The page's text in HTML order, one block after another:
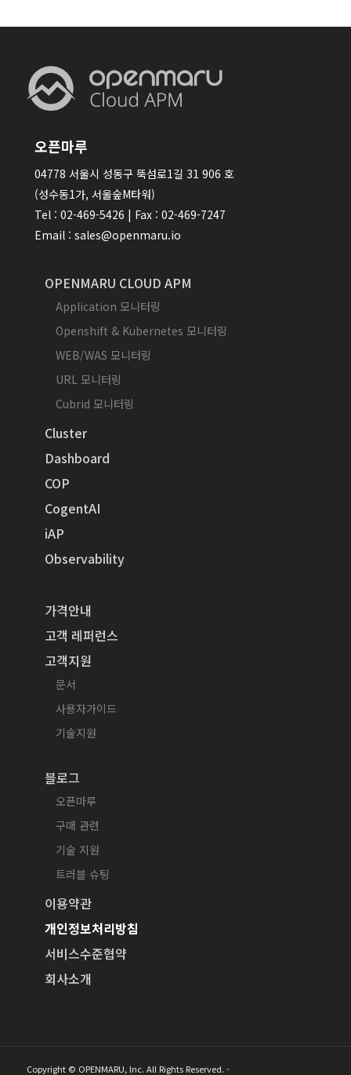
오픈마루
04778 서울시 성동구 뚝섬로1길 31 906 호
(성수동1가, 서울숲M타워)
Tel : 02-469-5426 | Fax : 02-469-7247
Email : sales@openmaru.io
OPENMARU CLOUD APM
Application 모니터링
Openshift & Kubernetes 모니터링
WEB/WAS 모니터링
URL 모니터링
Cubrid 모니터링
Cluster
Dashboard
COP
CogentAI
iAP
Observability
가격안내
고객 레퍼런스
고객지원
문서
사용자가이드
기술지원
블로그
오픈마루
구매 관련
기술 지원
트러블 슈팅
이용약관
개인정보처리방침
서비스수준협약
회사소개
Copyright © OPENMARU, Inc. All Rights Reserved. -